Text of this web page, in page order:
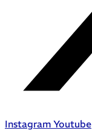
Instagram Youtube